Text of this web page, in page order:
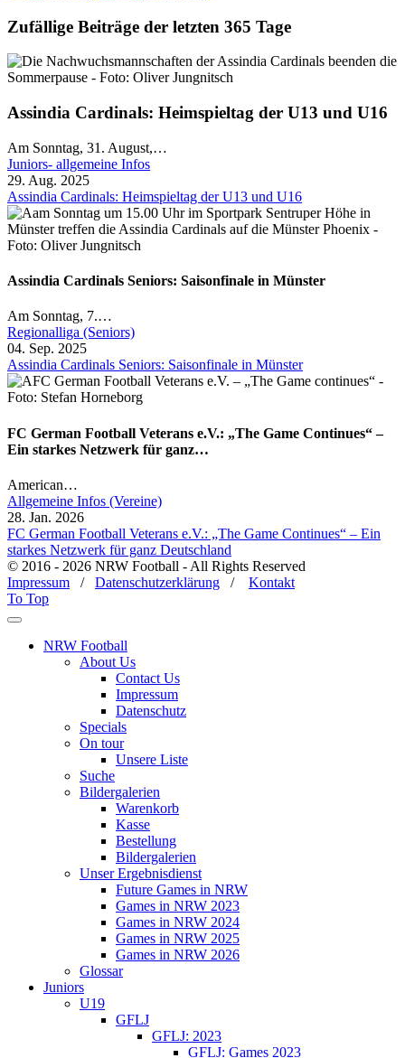
Zufällige Beiträge der letzten 365 Tage
Assindia Cardinals: Heimspieltag der U13 und U16
Am Sonntag, 31. August,…
Juniors- allgemeine Infos
29. Aug. 2025
Assindia Cardinals: Heimspieltag der U13 und U16
Assindia Cardinals Seniors: Saisonfinale in Münster
Am Sonntag, 7.…
Regionalliga (Seniors)
04. Sep. 2025
Assindia Cardinals Seniors: Saisonfinale in Münster
FC German Football Veterans e.V.: „The Game Continues“ –
Ein starkes Netzwerk für ganz…
American…
Allgemeine Infos (Vereine)
28. Jan. 2026
FC German Football Veterans e.V.: „The Game Continues“ – Ein
starkes Netzwerk für ganz Deutschland
© 2016 - 2026 NRW Football - All Rights Reserved
Impressum / Datenschutzerklärung / Kontakt
To Top
NRW Football
About Us
Contact Us
Impressum
Datenschutz
Specials
On tour
Unsere Liste
Suche
Bildergalerien
Warenkorb
Kasse
Bestellung
Bildergalerien
Unser Ergebnisdienst
Future Games in NRW
Games in NRW 2023
Games in NRW 2024
Games in NRW 2025
Games in NRW 2026
Glossar
Juniors
U19
GFLJ
GFLJ: 2023
GFLJ: Games 2023